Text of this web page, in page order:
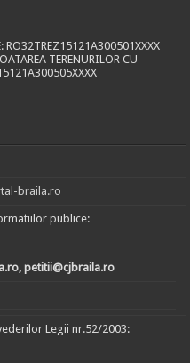
RO32TREZ15121A300501XXXX
TERENURILOR CU
braila.ro
publice:
petitii@cjbraila.ro
Legii nr.52/2003: